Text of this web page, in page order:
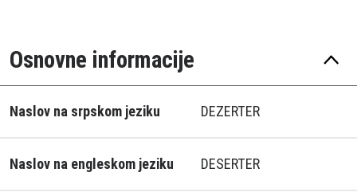
Osnovne informacije
Naslov na srpskom jeziku DEZERTER
Naslov na engleskom jeziku DESERTER